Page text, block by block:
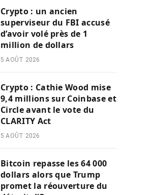
Crypto : un ancien
superviseur du FBI accusé
d’avoir volé près de 1
million de dollars
5 AOÛT 2026
Crypto : Cathie Wood mise
9,4 millions sur Coinbase et
Circle avant le vote du
CLARITY Act
5 AOÛT 2026
Bitcoin repasse les 64 000
dollars alors que Trump
promet la réouverture du